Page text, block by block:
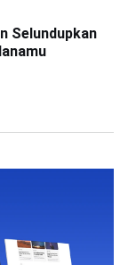
Selundupkan